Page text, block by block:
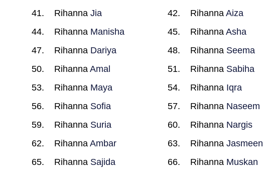
Rihanna Jia RihannaAiza
Rihanna Manisha RihannaAsha
Rihanna Dariya Rihanna Seema
Rihanna Amal Rihanna Sabiha
Rihanna Maya Rihanna Iqra
Rihanna Sofia Rihanna Naseem
Rihanna Suria Rihanna Nargis
Rihanna Ambar RihannaJasmeen
Rihanna Sajida Rihanna Muskan